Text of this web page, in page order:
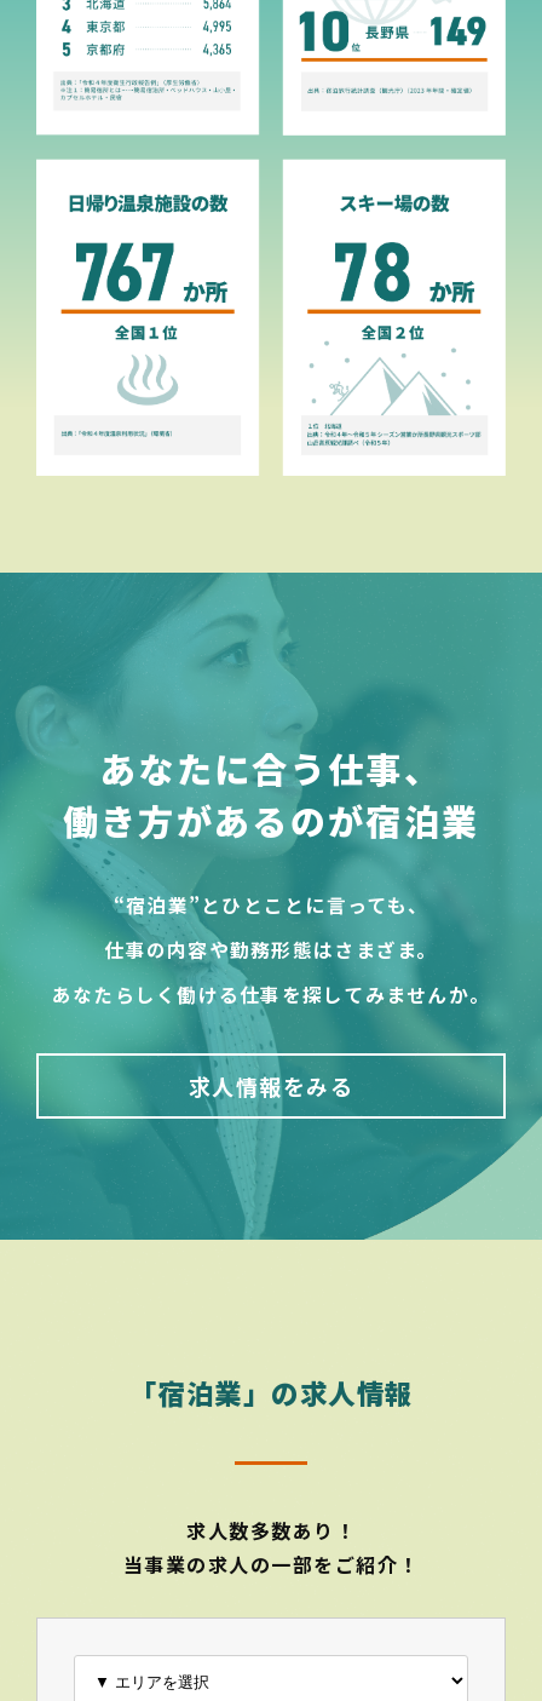
あなたに合う仕事、
働き方があるのが宿泊業
“宿泊業”とひとことに言っても、
仕事の内容や勤務形態はさまざま。
あなたらしく働ける仕事を探してみませんか。
求人情報をみる
「宿泊業」の求人情報
求人数多数あり！
当事業の求人の一部をご紹介！